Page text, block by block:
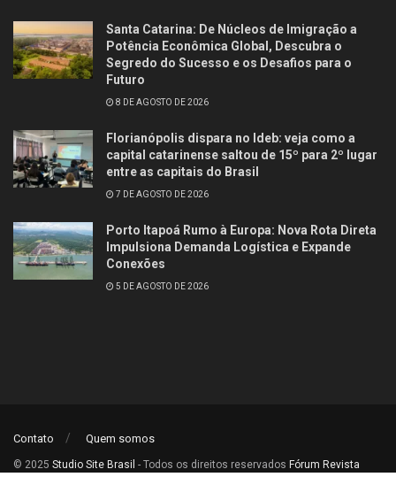
Santa Catarina: De Núcleos de Imigração a
Potência Econômica Global, Descubra o
Segredo do Sucesso e os Desafios para o
Futuro
8 DE AGOSTO DE 2026
Florianópolis dispara no Ideb: veja como a
capital catarinense saltou de 15º para 2º lugar
entre as capitais do Brasil
7 DE AGOSTO DE 2026
Porto Itapoá Rumo à Europa: Nova Rota Direta
Impulsiona Demanda Logística e Expande
Conexões
5 DE AGOSTO DE 2026
Contato Quem somos
© 2025 Studio Site Brasil - Todos os direitos reservados Fórum Revista